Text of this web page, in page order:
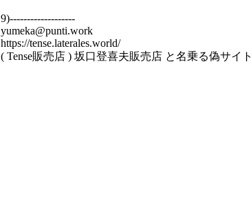
9)-------------------
yumeka@punti.work
https://tense.laterales.world/
( Tense販売店 ) 坂口登喜夫販売店 と名乗る偽サイト